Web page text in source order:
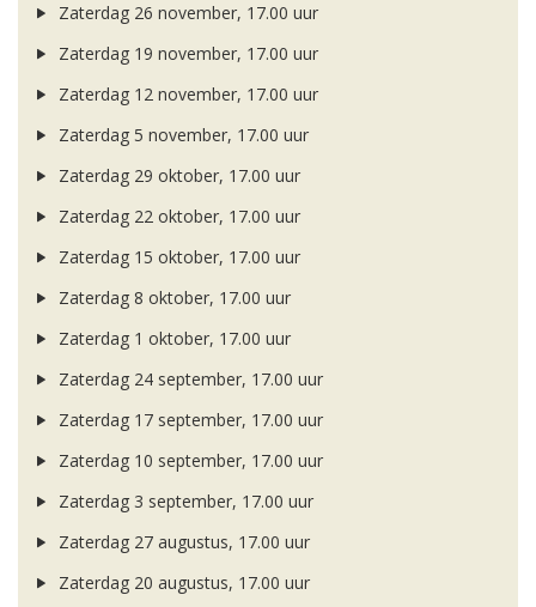
Zaterdag 26 november, 17.00 uur
Zaterdag 19 november, 17.00 uur
Zaterdag 12 november, 17.00 uur
Zaterdag 5 november, 17.00 uur
Zaterdag 29 oktober, 17.00 uur
Zaterdag 22 oktober, 17.00 uur
Zaterdag 15 oktober, 17.00 uur
Zaterdag 8 oktober, 17.00 uur
Zaterdag 1 oktober, 17.00 uur
Zaterdag 24 september, 17.00 uur
Zaterdag 17 september, 17.00 uur
Zaterdag 10 september, 17.00 uur
Zaterdag 3 september, 17.00 uur
Zaterdag 27 augustus, 17.00 uur
Zaterdag 20 augustus, 17.00 uur